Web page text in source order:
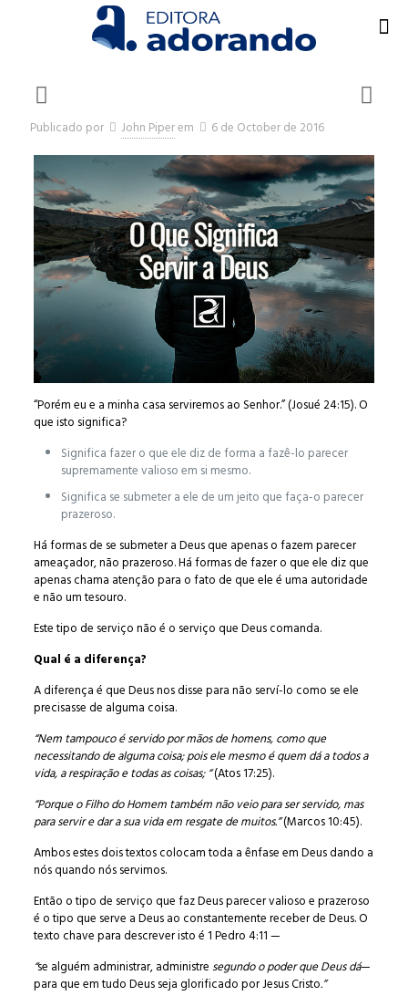
Publicado por John Piperem 6 de October de 2016
“Porém eu e a minha casa serviremos ao Senhor.” (Josué 24:15). O
que isto significa?
Significa fazer o que ele diz de forma a fazê-lo parecer
supremamente valioso em si mesmo.
Significa se submeter a ele de um jeito que faça-o parecer
prazeroso.
Há formas de se submeter a Deus que apenas o fazem parecer
ameaçador, não prazeroso. Há formas de fazer o que ele diz que
apenas chama atenção para o fato de que ele é uma autoridade
e não um tesouro.
Este tipo de serviço não é o serviço que Deus comanda.
Qual é a diferença?
A diferença é que Deus nos disse para não serví-lo como se ele
precisasse de alguma coisa.
“Nem tampouco é servido por mãos de homens, como que
necessitando de alguma coisa; pois ele mesmo é quem dá a todos a
vida, a respiração e todas as coisas; “(Atos 17:25).
“Porque o Filho do Homem também não veio para ser servido, mas
para servir e dar a sua vida em resgate de muitos.”(Marcos 10:45).
Ambos estes dois textos colocam toda a ênfase em Deus dando a
nós quando nós servimos.
Então o tipo de serviço que faz Deus parecer valioso e prazeroso
é o tipo que serve a Deus ao constantemente receber de Deus. O
texto chave para descrever isto é 1 Pedro 4:11 —
“se alguém administrar, administre segundo o poder que Deus dá—
para que em tudo Deus seja glorificado por Jesus Cristo.”